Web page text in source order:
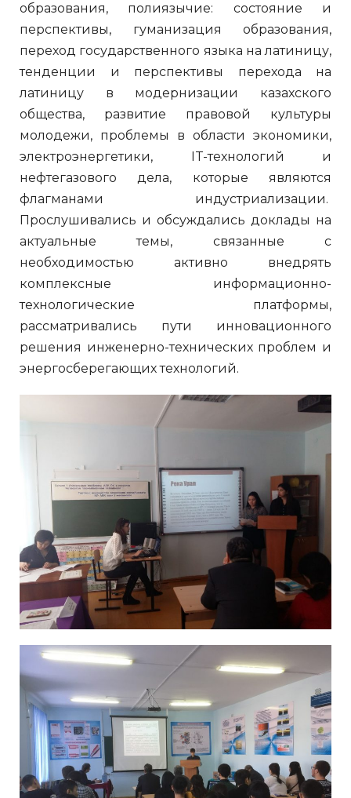
образования, полиязычие: состояние и
перспективы, гуманизация образования,
переход государственного языка на латиницу,
тенденции и перспективы перехода на
латиницу в модернизации казахского
общества, развитие правовой культуры
молодежи, проблемы в области экономики,
электроэнергетики, IT-технологий и
нефтегазового дела, которые являются
флагманами индустриализации.
Прослушивались и обсуждались доклады на
актуальные темы, связанные с
необходимостью активно внедрять
комплексные информационно-
технологические платформы,
рассматривались пути инновационного
решения инженерно-технических проблем и
энергосберегающих технологий.